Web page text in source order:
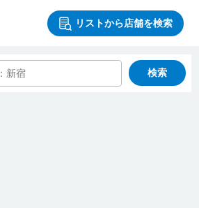
リストから店舗を検索
検索